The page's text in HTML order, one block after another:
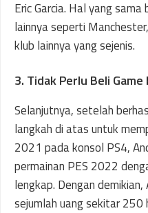
Eric Garcia. Hal yang
lainnya seperti
klub lainnya yang sejenis.
3. Tidak Perlu Beli
Selanjutnya, setelah
langkah di atas untuk
2021 pada konsol PS4,
permainan PES 2022
lengkap. Dengan
sejumlah uang sekitar 250